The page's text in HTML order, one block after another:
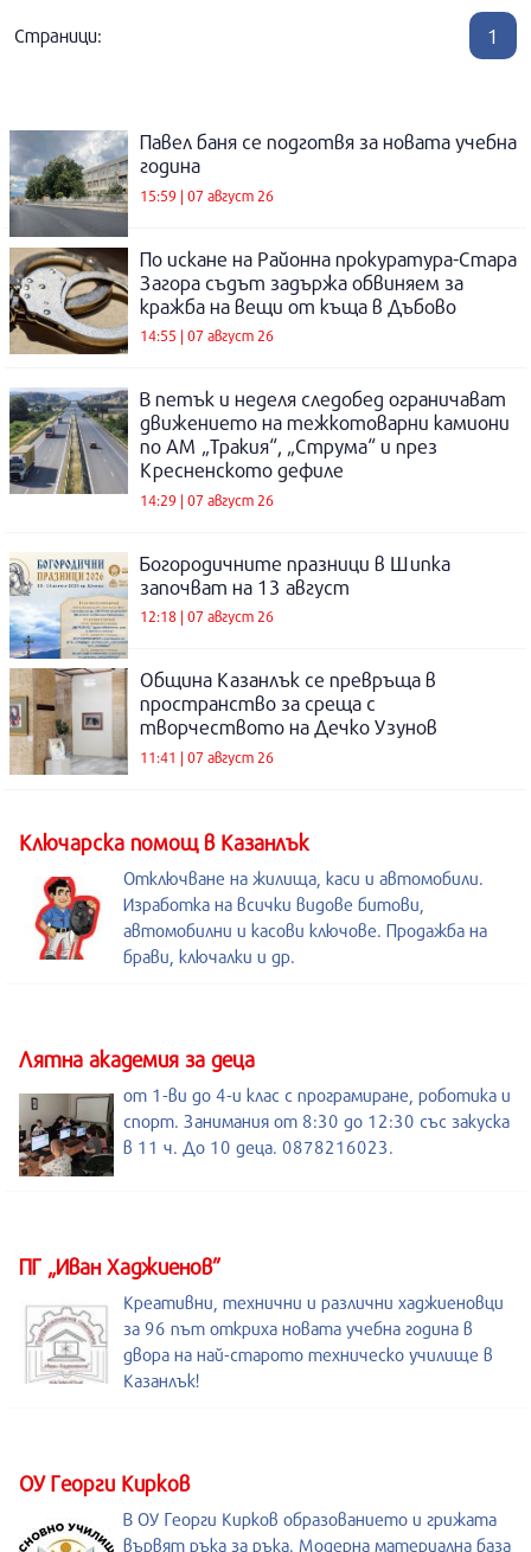
Страници: 1
Павел баня се подготвя за новата учебна
година
15:59 | 07 август 26
По искане на Районна прокуратура-Стара
Загора съдът задържа обвиняем за
кражба на вещи от къща в Дъбово
14:55 | 07 август 26
В петък и неделя следобед ограничават
движението на тежкотоварни камиони
по АМ „Тракия“, „Струма“ и през
Кресненското дефиле
14:29 | 07 август 26
Богородичните празници в Шипка
започват на 13 август
12:18 | 07 август 26
Община Казанлък се превръща в
пространство за среща с
творчеството на Дечко Узунов
11:41 | 07 август 26
Kлючарска помощ в Казанлък
Отключване на жилища, каси и автомобили.
Изработка на всички видове битови,
автомобилни и касови ключове. Продажба на
брави, ключалки и др.
Лятна академия за деца
от 1-ви до 4-и клас с програмиране, роботика и
спорт. Занимания от 8:30 до 12:30 със закуска
в 11 ч. До 10 деца. 0878216023.
ПГ „Иван Хаджиенов”
Креативни, технични и различни хаджиеновци
за 96 път откриха новата учебна година в
двора на най-старото техническо училище в
Казанлък!
ОУ Георги Кирков
В ОУ Георги Кирков образованието и грижата
вървят ръка за ръка. Модерна материална база